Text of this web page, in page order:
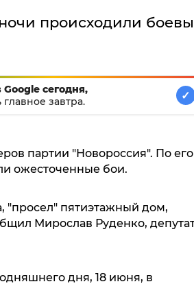
происходили
сегодня,
завтра.
✓
партии "Новороссия". По его
ожесточенные бои.
"просел" пятиэтажный дом,
Мирослав Руденко,
дня, 18 июня, в